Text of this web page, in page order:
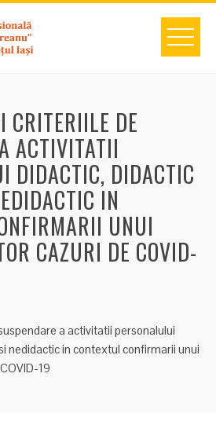
CRITERIILE DE
ACTIVITATII
DIDACTIC, DIDACTIC
IN
UNUI
CAZURI DE COVID-
a activitatii personalului
nedidactic in contextul confirmarii unui
19